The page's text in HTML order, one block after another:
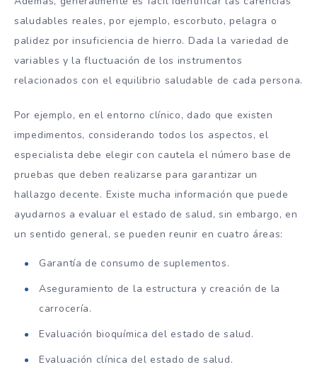
saludables reales, por ejemplo, escorbuto, pelagra o
palidez por insuficiencia de hierro. Dada la variedad de
variables y la fluctuación de los instrumentos
relacionados con el equilibrio saludable de cada persona.
Por ejemplo, en el entorno clínico, dado que existen
impedimentos, considerando todos los aspectos, el
especialista debe elegir con cautela el número base de
pruebas que deben realizarse para garantizar un
hallazgo decente. Existe mucha información que puede
ayudarnos a evaluar el estado de salud, sin embargo, en
un sentido general, se pueden reunir en cuatro áreas:
Garantía de consumo de suplementos.
Aseguramiento de la estructura y creación de la
carrocería.
Evaluación bioquímica del estado de salud.
Evaluación clínica del estado de salud.